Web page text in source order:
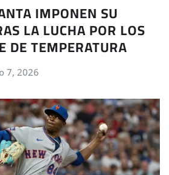
IMPONEN SU
LA LUCHA POR LOS
DE TEMPERATURA
7, 2026